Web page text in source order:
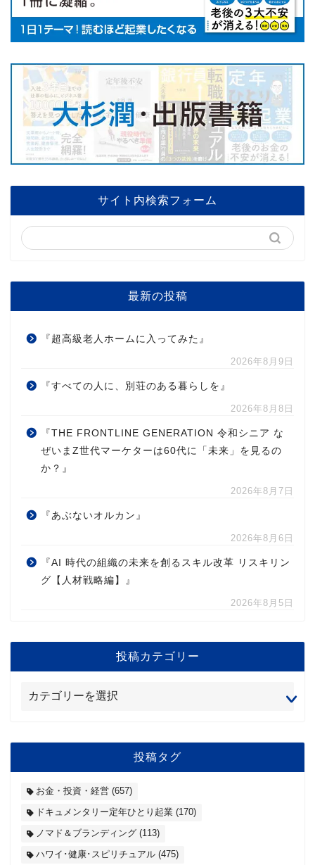
サイト内検索フォーム
最新の投稿
『超高級老人ホームに入ってみた』
2026年8月9日
『すべての人に、別荘のある暮らしを』
2026年8月8日
『THE FRONTLINE GENERATION 令和シニア な
ぜいまZ世代マーケターは60代に「未来」を見るの
か？』
2026年8月7日
『あぶないオルカン』
2026年8月6日
『AI 時代の組織の未来を創るスキル改革 リスキリン
グ【人材戦略編】』
2026年8月5日
投稿カテゴリー
投稿タグ
お金・投資・経営 (657)
ドキュメンタリー定年ひとり起業 (170)
ノマド＆ブランディング (113)
ハワイ･健康･スピリチュアル (475)